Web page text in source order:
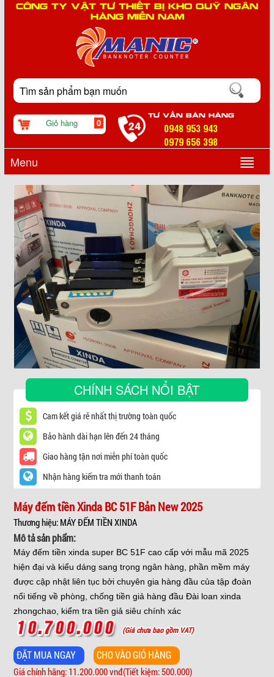
CÔNG TY VẬT TƯ THIẾT BỊ KHO QUỸ NGÂN
HÀNG MIỀN NAM
Giỏ hàng 0
TƯ VẤN BÁN HÀNG
0948 953 943
0979 656 398
Menu
▼
▼
▼
CHÍNH SÁCH NỔI BẬT
Cam kết giá rẻ nhất thị trường toàn quốc
Bảo hành dài hạn lên đến 24 tháng
Giao hàng tận nơi miễn phí toàn quốc
Nhận hàng kiểm tra mới thanh toán
Máy đếm tiền Xinda BC 51F Bản New 2025
Thương hiệu: MÁY ĐẾM TIỀN XINDA
Mô tả sản phẩm:
Máy đếm tiền xinda super BC 51F cao cấp với mẫu mã 2025
hiện đại và kiểu dáng sang trọng ngân hàng, phần mềm máy
được cập nhật liên tục bởi chuyên gia hàng đầu của tập đoàn
nổi tiếng về phòng, chống tiền giả hàng đầu Đài loan xinda
zhongchao, kiểm tra tiền giả siêu chính xác
(Giá chưa bao gồm VAT)
Giá chính hãng: 11.200.000 vnđ(Tiết kiệm: 500.000)